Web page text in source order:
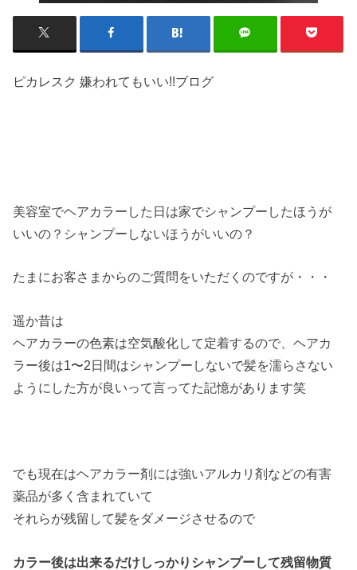
ピカレスク 嫌われてもいい!!ブログ
美容室でヘアカラーした日は家でシャンプーしたほうが
いいの？シャンプーしないほうがいいの？
たまにお客さまからのご質問をいただくのですが・・・
遥か昔は
ヘアカラーの色素は空気酸化して定着するので、ヘアカ
ラー後は1〜2日間はシャンプーしないで髪を濡らさない
ようにした方が良いって言ってた記憶があります笑
でも現在はヘアカラー剤には強いアルカリ剤などの有害
薬品が多く含まれていて
それらが残留して髪をダメージさせるので
カラー後は出来るだけしっかりシャンプーして残留物質